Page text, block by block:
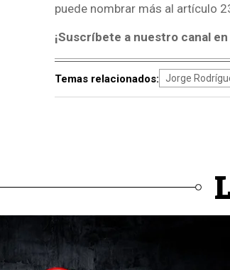
puede nombrar más al artículo
¡Suscríbete a nuestro canal en
Temas relacionados: Jorge